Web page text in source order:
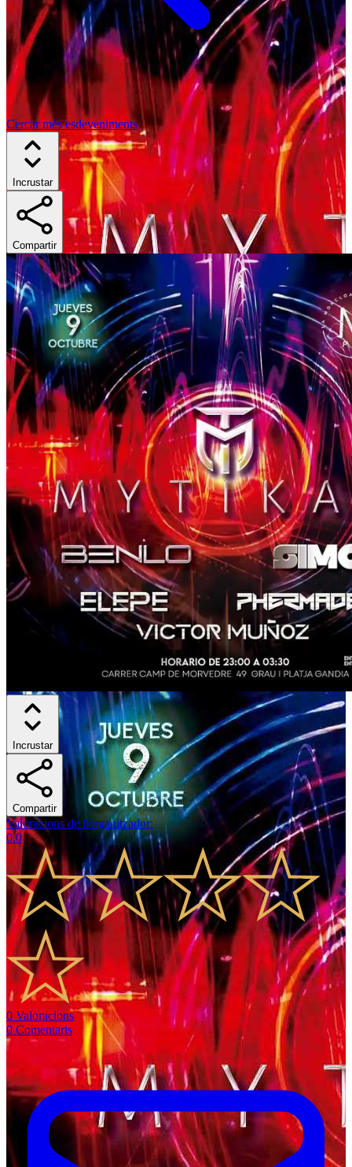
Cercar més esdeveniments
Incrustar
Compartir
Incrustar
Compartir
Valoracions de l'organitzador:
0.0
0 Valoracions
0 Comentaris